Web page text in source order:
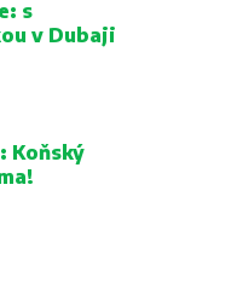
s
v Dubaji
Koňský